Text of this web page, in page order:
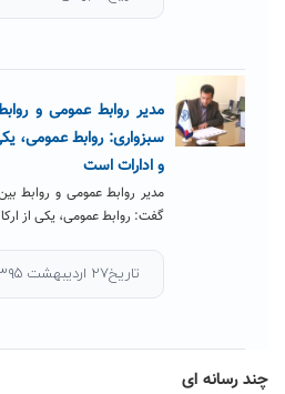
مدیر روابط عمومی و
سبزواری: روابط عمومی،
و ادارات است
مدیر روابط عمومی و روابط
گفت: روابط عمومی، یکی از
تاریخ۲۷ اردیبهشت ۱۳۹۵
چند رسانه ای